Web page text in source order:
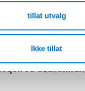
tillat utvalg
Ikke tillat